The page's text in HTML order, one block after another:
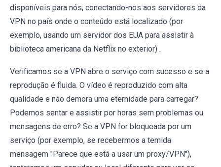
disponíveis para nós, conectando-nos aos servidores da
VPN no país onde o conteúdo está localizado (por
exemplo, usando um servidor dos EUA para assistir à
biblioteca americana da Netflix no exterior) .
Verificamos se a VPN abre o serviço com sucesso e se a
reprodução é fluida. O vídeo é reproduzido com alta
qualidade e não demora uma eternidade para carregar?
Podemos sentar e assistir por horas sem problemas ou
mensagens de erro? Se a VPN for bloqueada por um
serviço (por exemplo, se recebermos a temida
mensagem "Parece que está a usar um proxy/VPN"),